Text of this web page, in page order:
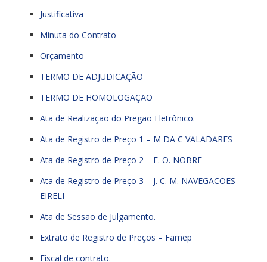
Justificativa
Minuta do Contrato
Orçamento
TERMO DE ADJUDICAÇÃO
TERMO DE HOMOLOGAÇÃO
Ata de Realização do Pregão Eletrônico.
Ata de Registro de Preço 1 – M DA C VALADARES
Ata de Registro de Preço 2 – F. O. NOBRE
Ata de Registro de Preço 3 – J. C. M. NAVEGACOES
EIRELI
Ata de Sessão de Julgamento.
Extrato de Registro de Preços – Famep
Fiscal de contrato.